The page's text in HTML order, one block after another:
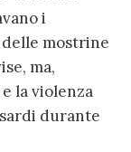
i
delle mostrine
ma,
la violenza
durante